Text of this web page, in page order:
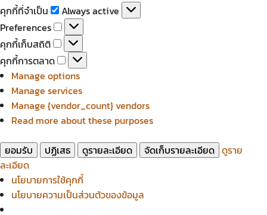
คุกกี้ที่จำเป็น
คุกกี้
ที่
จำเป็น
Always active
Preferences
Preferences
คุกกี้เก็บสถิติ
คุกกี้
เก็บ
สถิติ
คุกกี้การตลาด
คุกกี้
การ
ตลาด
Manage options
Manage services
Manage {vendor_count} vendors
Read more about these purposes
ยอมรับ ปฏิเสธ ดูรายละเอียด จัดเก็บรายละเอียด ดูราย
ละเอียด
นโยบายการใช้คุกกี้
นโยบายความเป็นส่วนตัวของข้อมูล